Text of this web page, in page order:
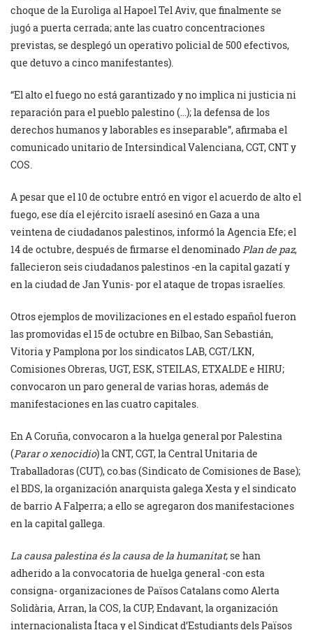
choque de la Euroliga al Hapoel Tel Aviv, que finalmente se
jugó a puerta cerrada; ante las cuatro concentraciones
previstas, se desplegó un operativo policial de 500 efectivos,
que detuvo a cinco manifestantes).
“El alto el fuego no está garantizado y no implica ni justicia ni
reparación para el pueblo palestino (…); la defensa de los
derechos humanos y laborables es inseparable”, afirmaba el
comunicado unitario de Intersindical Valenciana, CGT, CNT y
COS.
A pesar que el 10 de octubre entró en vigor el acuerdo de alto el
fuego, ese día el ejército israelí asesinó en Gaza a una
veintena de ciudadanos palestinos, informó la Agencia Efe; el
14 de octubre, después de firmarse el denominadoPlan de paz,
fallecieron seis ciudadanos palestinos -en la capital gazatí y
en la ciudad de Jan Yunis- por el ataque de tropas israelíes.
Otros ejemplos de movilizaciones en el estado español fueron
las promovidas el 15 de octubre en Bilbao, San Sebastián,
Vitoria y Pamplona por los sindicatos LAB, CGT/LKN,
Comisiones Obreras, UGT, ESK, STEILAS, ETXALDE e HIRU;
convocaron un paro general de varias horas, además de
manifestaciones en las cuatro capitales.
En A Coruña, convocaron a la huelga general por Palestina
(Parar o xenocidio) la CNT, CGT, la Central Unitaria de
Traballadoras (CUT), co.bas (Sindicato de Comisiones de Base);
el BDS, la organización anarquista galega Xesta y el sindicato
de barrio A Falperra; a ello se agregaron dos manifestaciones
en la capital gallega.
La causa palestina és la causa de la humanitat; se han
adherido a la convocatoria de huelga general -con esta
consigna- organizaciones de Països Catalans como Alerta
Solidària, Arran, la COS, la CUP, Endavant, la organización
internacionalista Ítaca y el Sindicat d’Estudiants dels Països